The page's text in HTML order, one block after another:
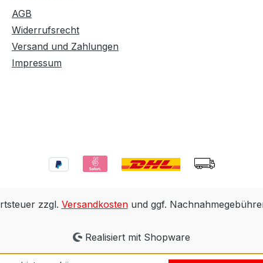
AGB
Widerrufsrecht
Versand und Zahlungen
Impressum
zzgl. Versandkostenund ggf.
Realisiert mit Shopware